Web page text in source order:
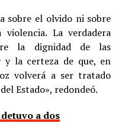
sobre el olvido ni sobre
La verdadera
la dignidad de las
la certeza de que, en
volverá a ser tratado
Estado», redondeó.
a dos